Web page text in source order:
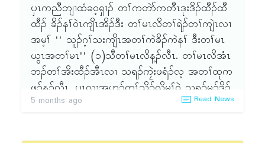
ၦၤကညီဘျၢထံခဝ့ရှၢၣ် တၢ်ကတဲာ်ကတီၤဒုးဒိၣ်ထီၣ်ထီ
ထီၣ် ခိၣ်နၢ်ဝဲၤကျိၤအိၣ်ဒီး တၢ်မၤလိတၢ်ရဲၣ်တၢ်ကျဲၤလၢ
အမ့ၢ် '' သူၣ်ဂ့ၢ်သးကျိၤအတၢ်ကဲခိၣ်ကဲနၢ် ဒီးတၢ်မၤ
ယွၤအတၢ်မၤ'' (၁)သီတၢ်မၤလိန့ၣ်လီၤ. တၢ်မၤလိအံၤ
ဘၣ်တၢ်အိးထီၣ်အီၤလၢ သရၣ်ကၠဲးဖရံၣ်လ့ အတၢ်ထုက
ဖၣ်န့ၣ်လီၤ. ၦၤလၢအဟ့ၣ်တၢ်သိၣ်လိမ့ၢ်ဝဲ သရၣ်မုၣ်ဒိၣ်
ဒီးကထၢၣ်စ့လွဲၢ်ဝါန့ၣ်လီၤ. တၢ်မၤလိအဆၢကတီၢ်မ့ၢ်
5 months ago Read News